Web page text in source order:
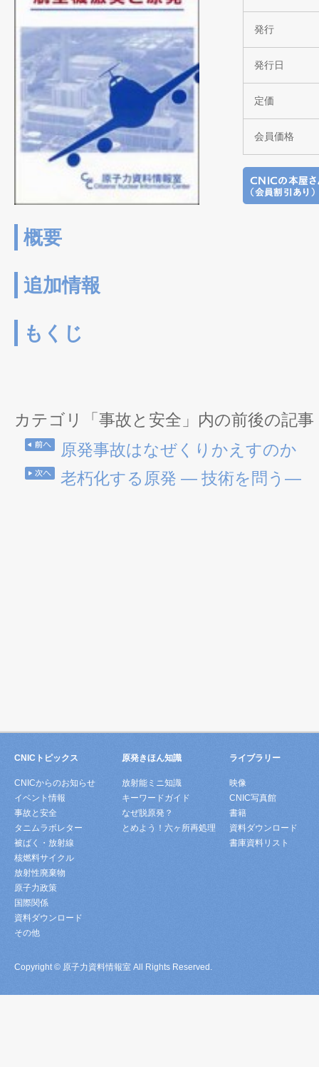
発行
発行日
定価
会員価格
概要
追加情報
もくじ
カテゴリ「事故と安全」内の前後の記事
原発事故はなぜくりかえすのか
老朽化する原発 ― 技術を問う―
CNICトピックス
CNICからのお知らせ
イベント情報
事故と安全
タニムラボレター
被ばく・放射線
核燃料サイクル
放射性廃棄物
原子力政策
国際関係
資料ダウンロード
その他
原発きほん知識
放射能ミニ知識
キーワードガイド
なぜ脱原発？
とめよう！六ヶ所再処理
ライブラリー
映像
CNIC写真館
書籍
資料ダウンロード
書庫資料リスト
Copyright © 原子力資料情報室 All Rights Reserved.